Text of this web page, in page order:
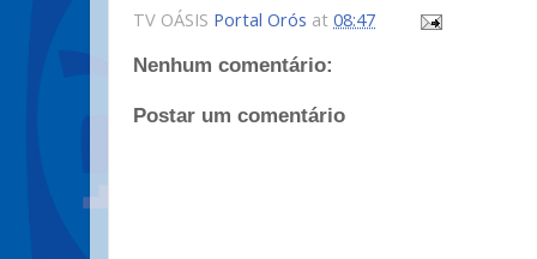
TV OÁSIS Portal Orós at 08:47
Nenhum comentário:
Postar um comentário